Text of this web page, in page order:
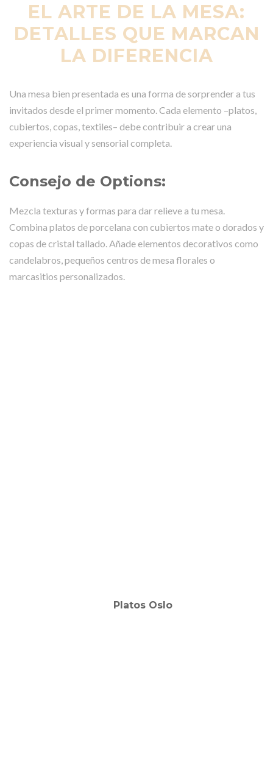
EL ARTE DE LA MESA:
DETALLES QUE MARCAN
LA DIFERENCIA
Una mesa bien presentada es una forma de sorprender a tus
invitados desde el primer momento. Cada elemento –platos,
cubiertos, copas, textiles– debe contribuir a crear una
experiencia visual y sensorial completa.
Consejo de Options:
Mezcla texturas y formas para dar relieve a tu mesa.
Combina platos de porcelana con cubiertos mate o dorados y
copas de cristal tallado. Añade elementos decorativos como
candelabros, pequeños centros de mesa florales o
marcasitios personalizados.